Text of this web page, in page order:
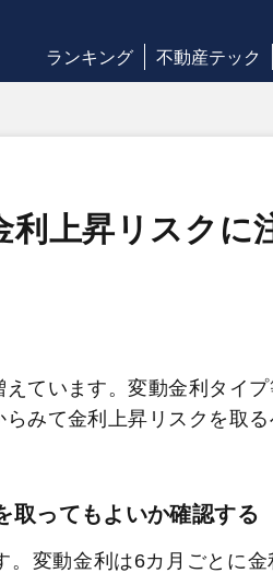
ランキング 不動産テック
上昇リスクに
ています。変動金利タイ
みて金利上昇リスクを取
取ってもよいか確認する
変動金利は6カ月ごとに